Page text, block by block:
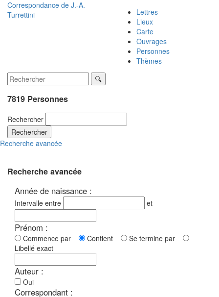
Correspondance de J.-A.
Turrettini
Lettres
Lieux
Carte
Ouvrages
Personnes
Thèmes
7819 Personnes
Rechercher
Rechercher
Recherche avancée
Recherche avancée
Année de naissance :
Intervalle entre et
Prénom :
Commence par Contient
Se termine par
Libellé exact
Auteur :
Oui
Correspondant :